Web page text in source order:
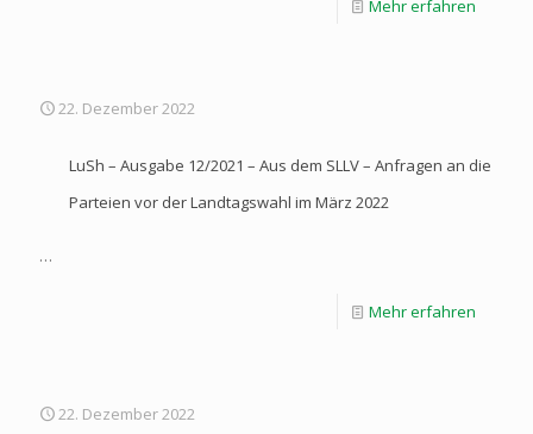
Mehr erfahren
22. Dezember 2022
LuSh – Ausgabe 12/2021 – Aus dem SLLV – Anfragen an die
Parteien vor der Landtagswahl im März 2022
…
Mehr erfahren
22. Dezember 2022